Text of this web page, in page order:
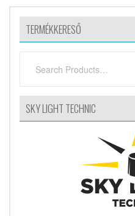
TERMÉKKERESŐ
SKY LIGHT TECHNIC